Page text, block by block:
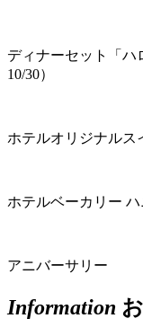
ディナーセット「ハ
10/30）
ホテルオリジナルス
ホテルベーカリー
アニバーサリー
Information